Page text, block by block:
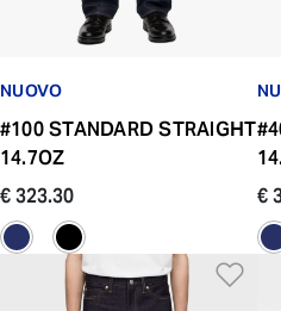
NUOVO
#100 STANDARD STRAIGHT
14.7OZ
€ 323.30
€